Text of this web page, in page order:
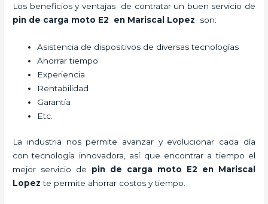
Los beneficios y ventajas de contratar un buen servicio de
pin de carga moto E2
en Mariscal Lopez son:
Asistencia de dispositivos de diversas tecnologías
Ahorrar tiempo
Experiencia
Rentabilidad
Garantía
Etc.
La industria nos permite avanzar y evolucionar cada día
con tecnología innovadora, así que encontrar a tiempo el
mejor servicio de pin de carga moto E2
en Mariscal
Lopez te permite ahorrar costos y tiempo.